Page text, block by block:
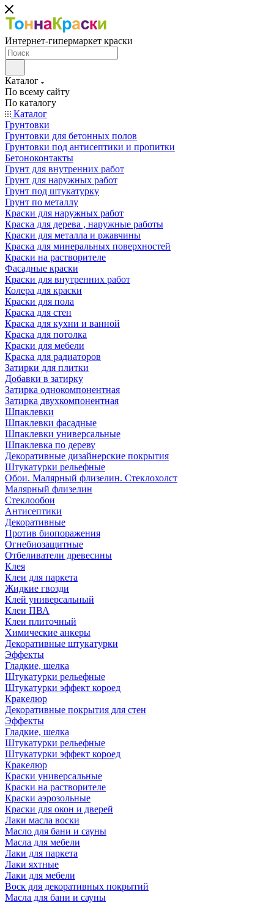
Интернет-гипермаркет краски
Каталог
По всему сайту
По каталогу
Каталог
Грунтовки
Грунтовки для бетонных полов
Грунтовки под антисептики и пропитки
Бетоноконтакты
Грунт для внутренних работ
Грунт для наружных работ
Грунт под штукатурку
Грунт по металлу
Краски для наружных работ
Краска для дерева , наружные работы
Краски для металла и ржавчины
Краска для минеральных поверхностей
Краски на растворителе
Фасадные краски
Краски для внутренних работ
Колера для краски
Краски для пола
Краска для стен
Краска для кухни и ванной
Краска для потолка
Краски для мебели
Краска для радиаторов
Затирки для плитки
Добавки в затирку
Затирка однокомпонентная
Затирка двухкомпонентная
Шпаклевки
Шпаклевки фасадные
Шпаклевки универсальные
Шпаклевка по дереву
Декоративные дизайнерские покрытия
Штукатурки рельефные
Обои. Малярный флизелин. Стеклохолст
Малярный флизелин
Стеклообои
Антисептики
Декоративные
Против биопоражения
Огнебиозащитные
Отбеливатели древесины
Клея
Клеи для паркета
Жидкие гвозди
Клей универсальный
Клеи ПВА
Клеи плиточный
Химические анкеры
Декоративные штукатурки
Эффекты
Гладкие, шелка
Штукатурки рельефные
Штукатурки эффект короед
Кракелюр
Декоративные покрытия для стен
Эффекты
Гладкие, шелка
Штукатурки рельефные
Штукатурки эффект короед
Кракелюр
Краски универсальные
Краски на растворителе
Краски аэрозольные
Краски для окон и дверей
Лаки масла воски
Масло для бани и сауны
Масла для мебели
Лаки для паркета
Лаки яхтные
Лаки для мебели
Воск для декоративных покрытий
Масла для бани и сауны